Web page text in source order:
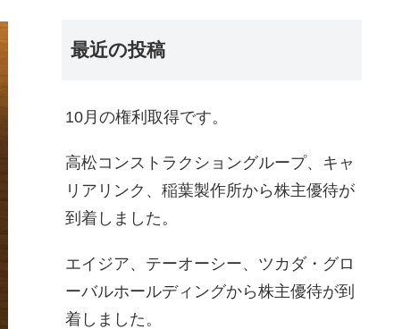
最近の投稿
10月の権利取得です。
高松コンストラクショングループ、キャ
リアリンク、稲葉製作所から株主優待が
到着しました。
エイジア、テーオーシー、ツカダ・グロ
ーバルホールディングから株主優待が到
着しました。